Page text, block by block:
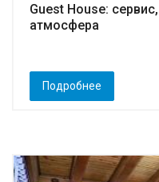
Guest House:
атмосфера
Подробнее